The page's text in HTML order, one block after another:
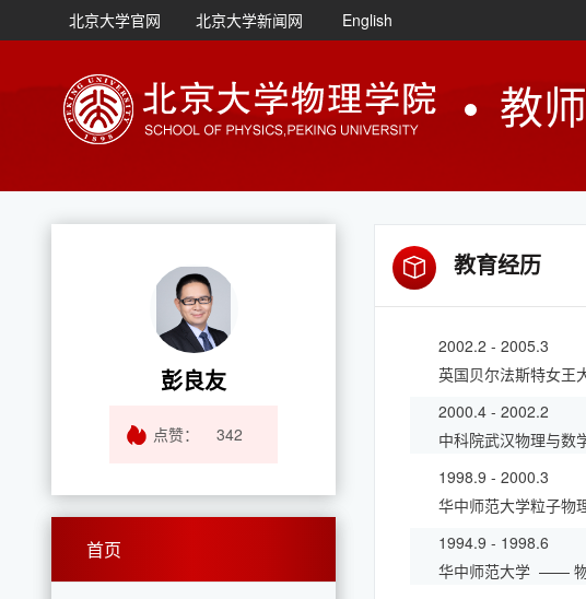
北京大学官网 北京大学新闻网 English
教
彭良友
点赞： 342
首页
教育经历
2002.2 - 2005.3
英国贝尔法斯特女王
2000.4 - 2002.2
中科院武汉物理与数
1998.9 - 2000.3
华中师范大学粒子物
1994.9 - 1998.6
华中师范大学 ——